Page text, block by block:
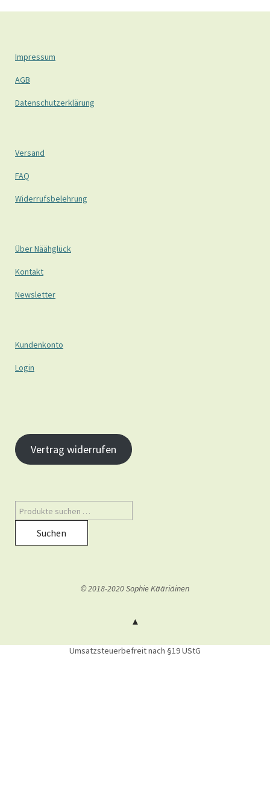
Impressum
AGB
Datenschutzerklärung
Versand
FAQ
Widerrufsbelehrung
Über Näähglück
Kontakt
Newsletter
Kundenkonto
Login
Vertrag widerrufen
Suchen
© 2018-2020 Sophie Kääriäinen
Umsatzsteuerbefreit nach §19 UStG